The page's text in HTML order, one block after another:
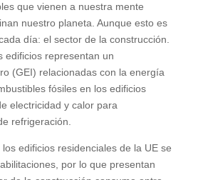
que vienen a nuestra mente
nuestro planeta. Aunque esto es
día: el sector de la construcción.
edificios representan un
(GEI) relacionadas con la energía
fósiles en los edificios
electricidad y calor para
refrigeración.
edificios residenciales de la UE se
por lo que presentan